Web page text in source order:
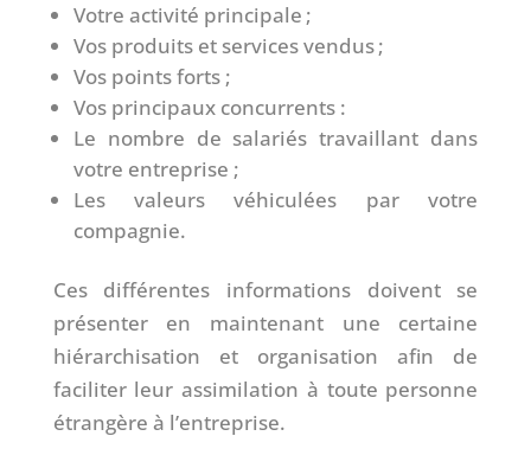
Votre activité principale ;
Vos produits et services vendus ;
Vos points forts ;
Vos principaux concurrents :
Le nombre de salariés travaillant dans
votre entreprise ;
Les valeurs véhiculées par votre
compagnie.
Ces différentes informations doivent se
présenter en maintenant une certaine
hiérarchisation et organisation afin de
faciliter leur assimilation à toute personne
étrangère à l’entreprise.